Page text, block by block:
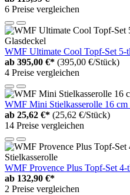
6 Preise vergleichen
WMF Ultimate Cool Topf-Set
ab 395,00 €* (395,00 €/Stück)
4 Preise vergleichen
WMF Mini Stielkasserolle 16
ab 25,62 €* (25,62 €/Stück)
14 Preise vergleichen
WMF Provence Plus Topf-Set
ab 132,90 €*
2 Preise vergleichen